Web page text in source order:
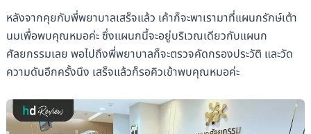
หลังจากคุยกับพี่พยาบาลเสร็จแล้ว เค้าก็จะพาเรามาที่แผนกรักษ์เต้า
นมเพื่อพบคุณหมอค่ะ ซึ่งแผนกนี้จะอยู่บริเวณเดียวกับแผนก
ศัลยกรรมเลย พอไปถึงพี่พยาบาลก็จะตรวจคัดกรองประวัติ และวัด
ความดันอีกครั้งนึง เสร็จแล้วก็รอคิวเข้าพบคุณหมอค่ะ